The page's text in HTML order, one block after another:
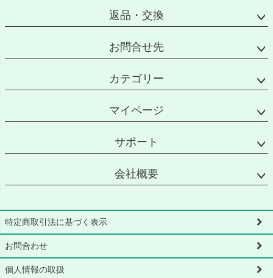
返品・交換
お問合せ先
カテゴリー
マイページ
サポート
会社概要
特定商取引法に基づく表示
お問合わせ
個人情報の取扱